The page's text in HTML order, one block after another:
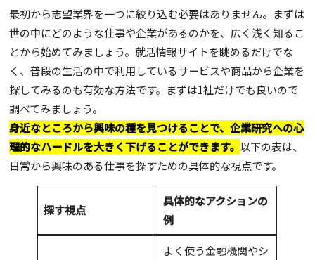
最初から志望業界を一つに絞り込む必要はありません。まずは
世の中にどのような仕事や企業があるのかを、広く浅く知るこ
とから始めてみましょう。就活情報サイトを眺めるだけでな
く、普段の生活の中で利用しているサービスや商品から企業を
探してみるのも有効な方法です。まずは1社だけでも良いので
調べてみましょう。
身近なところから興味の種を見つけることで、企業研究への心
理的なハードルを大きく下げることができます。 以下の表は、
日常から興味のある仕事を探すための具体的な視点です。
探す視点
具体的なアクションの
例
よく使う金融機関やシ